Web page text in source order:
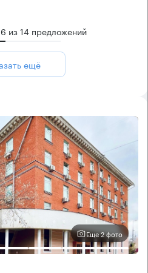
6 из14 предложений
ещё
Еще 2 фото